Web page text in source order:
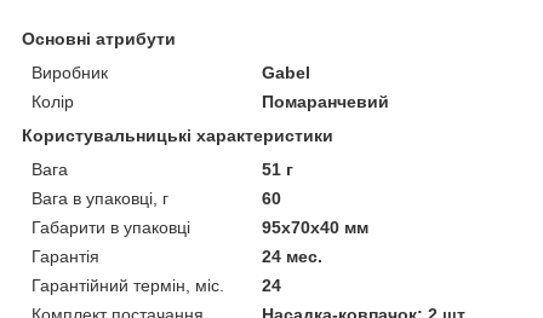
Основні атрибути
Виробник
Gabel
Колір
Помаранчевий
Користувальницькі характеристики
Вага
51 г
Вага в упаковці, г
60
Габарити в упаковці
95х70х40 мм
Гарантія
24 мес.
Гарантійний термін, міс.
24
Комплект постачання
Насадка-ковпачок: 2 шт.